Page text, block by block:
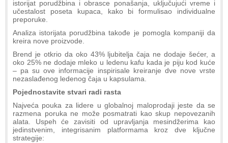
istorijat porudžbina i obrasce ponašanja, uključujući vreme i
učestalost poseta kupaca, kako bi formulisao individualne
preporuke.
Analiza istorijata porudžbina takođe je pomogla kompaniji da
kreira nove proizvode.
Brend je otkrio da oko 43% ljubitelja čaja ne dodaje šećer, a
oko 25% ne dodaje mleko u ledenu kafu kada je piju kod kuće
– pa su ove informacije inspirisale kreiranje dve nove vrste
nezaslađenog ledenog čaja u kapsulama.
Pojednostavite stvari radi rasta
Najveća pouka za lidere u globalnoj maloprodaji jeste da se
razmena poruka ne može posmatrati kao skup nepovezanih
alata. Uspeh će zavisiti od upravljanja mesindžerima kao
jedinstvenim, integrisanim platformama kroz dve ključne
strategije: